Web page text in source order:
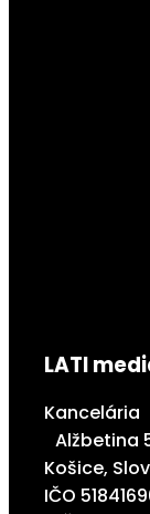
LATI
Kancelária
Alžbetina
Košice,
IČO